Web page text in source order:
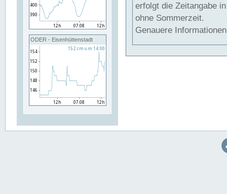
ODER - Eisenhüttenstadt
erfolgt die Zeitangabe
ohne Sommerzeit.
Genauere